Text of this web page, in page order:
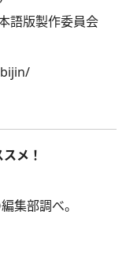
語版製作委員会
メ！
集部調べ。